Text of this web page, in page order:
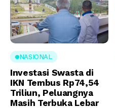
NASIONAL
Investasi Swasta di
IKN Tembus Rp74,54
Triliun, Peluangnya
Masih Terbuka Lebar